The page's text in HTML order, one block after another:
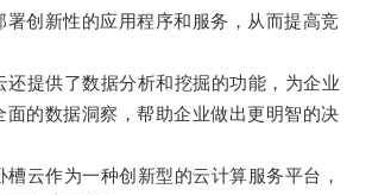
署创新性的应用程序和服务，从而提高竞
提供了数据分析和挖掘的功能，为企业
面的数据洞察，帮助企业做出更明智的决
作为一种创新型的云计算服务平台，